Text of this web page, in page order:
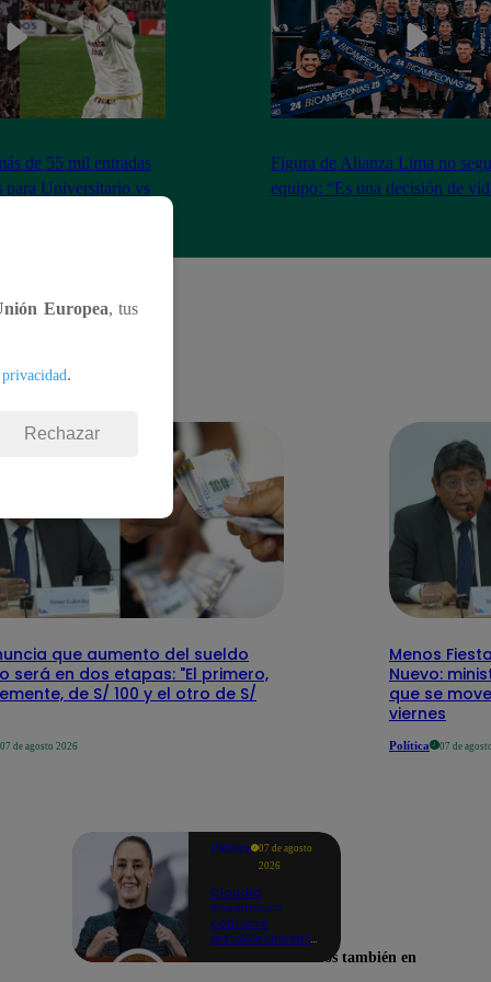
de 55 mil entradas
para Universitario vs
Figura de Alianza Lima no
equipo: “Es una decisión de
que aumento del sueldo
será en dos etapas: "El primero,
de S/ 100 y el otro de S/
07 de agosto 2026
Menos
Nuevo:
que se
viernes
Política 07 de
Política
07 de agosto
2026
Claudia
Sheinbaum
confirma
restablecimiento
Europea, tus
.
Rechazar
Encuéntranos también en